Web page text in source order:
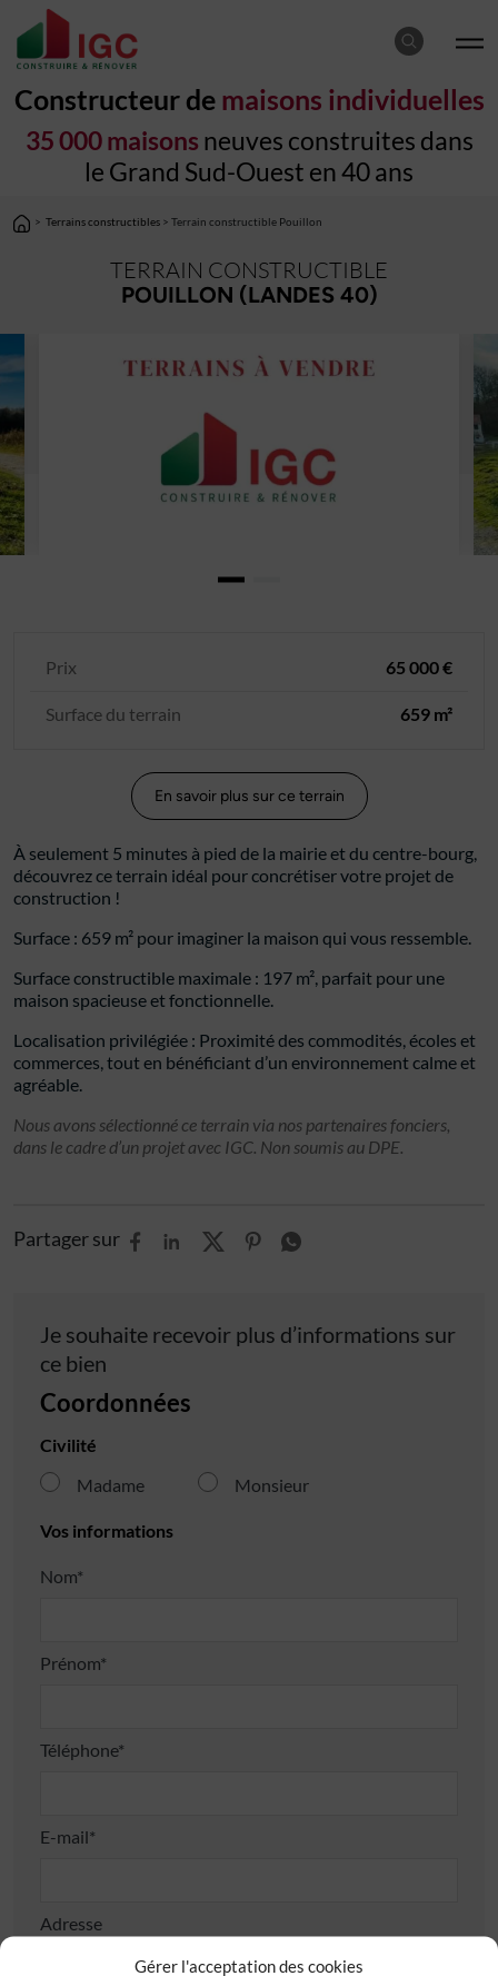
Gérer l'acceptation des cookies
Constructeur de maisons individuelles
35 000 maisons neuves construites dans
le Grand Sud-Ouest en 40 ans
> Terrains constructibles > Terrain constructible Pouillon
TERRAIN CONSTRUCTIBLE
POUILLON (LANDES 40)
Prix 65 000 €
Surface du terrain 659 m²
En savoir plus sur ce terrain
À seulement 5 minutes à pied de la mairie et du centre-bourg,
découvrez ce terrain idéal pour concrétiser votre projet de
construction !
Surface : 659 m² pour imaginer la maison qui vous ressemble.
Surface constructible maximale : 197 m², parfait pour une
maison spacieuse et fonctionnelle.
Localisation privilégiée : Proximité des commodités, écoles et
commerces, tout en bénéficiant d’un environnement calme et
agréable.
Nous avons sélectionné ce terrain via nos partenaires fonciers,
dans le cadre d’un projet avec IGC. Non soumis au DPE.
Partager sur
Je souhaite recevoir plus d’informations sur
ce bien
Coordonnées
Civilité
Madame
Monsieur
Vos informations
Nom*
Prénom*
Téléphone*
E-mail*
Adresse